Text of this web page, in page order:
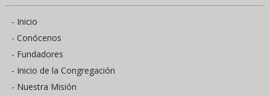
- Inicio
- Conócenos
- Fundadores
- Inicio de la Congregación
- Nuestra Misión